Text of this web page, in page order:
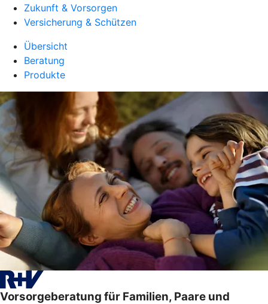
Zukunft & Vorsorgen
Versicherung & Schützen
Übersicht
Beratung
Produkte
Vorsorgeberatung für Familien, Paare und